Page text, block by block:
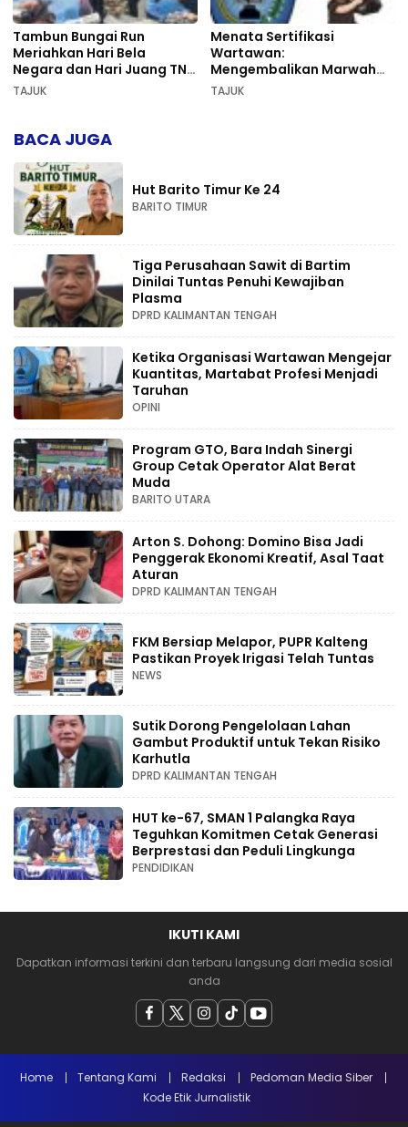
Tambun Bungai Run
Meriahkan Hari Bela
Negara dan Hari Juang TNI
AD di Palangka Raya
TAJUK
Menata Sertifikasi
Wartawan:
Mengembalikan Marwah
Pers dan Keadilan
TAJUK
BACA JUGA
Hut Barito Timur Ke 24
BARITO TIMUR
Tiga Perusahaan Sawit di Bartim
Dinilai Tuntas Penuhi Kewajiban
Plasma
DPRD KALIMANTAN TENGAH
Ketika Organisasi Wartawan Mengejar
Kuantitas, Martabat Profesi Menjadi
Taruhan
OPINI
Program GTO, Bara Indah Sinergi
Group Cetak Operator Alat Berat
Muda
BARITO UTARA
Arton S. Dohong: Domino Bisa Jadi
Penggerak Ekonomi Kreatif, Asal Taat
Aturan
DPRD KALIMANTAN TENGAH
FKM Bersiap Melapor, PUPR Kalteng
Pastikan Proyek Irigasi Telah Tuntas
NEWS
Sutik Dorong Pengelolaan Lahan
Gambut Produktif untuk Tekan Risiko
Karhutla
DPRD KALIMANTAN TENGAH
HUT ke-67, SMAN 1 Palangka Raya
Teguhkan Komitmen Cetak Generasi
Berprestasi dan Peduli Lingkunga
PENDIDIKAN
IKUTI KAMI
Dapatkan informasi terkini dan terbaru langsung dari media sosial
anda
Home Tentang Kami Redaksi
Pedoman Media Siber
Kode Etik Jurnalistik